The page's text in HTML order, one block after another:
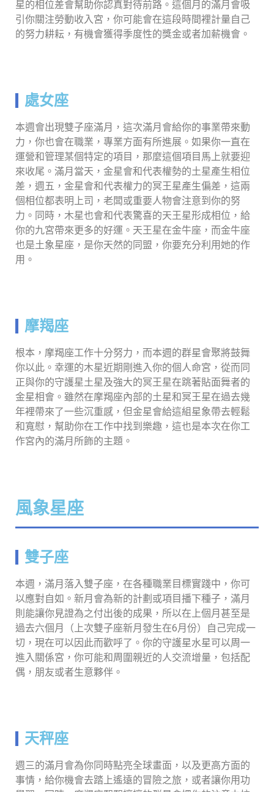
星的相位差會幫助你認真對待前路。這個月的滿月會吸
引你關注勞動收入宮，你可能會在這段時間裡計量自己
的努力耕耘，有機會獲得季度性的獎金或者加薪機會。
處女座
本週會出現雙子座滿月，這次滿月會給你的事業帶來動
力，你也會在職業，專業方面有所進展。如果你一直在
運營和管理某個特定的項目，那麼這個項目馬上就要迎
來收尾。滿月當天，金星會和代表權勢的土星產生相位
差，週五，金星會和代表權力的冥王星產生偏差，這兩
個相位都表明上司，老闆或重要人物會注意到你的努
力。同時，木星也會和代表驚喜的天王星形成相位，給
你的九宮帶來更多的好運。天王星在金牛座，而金牛座
也是土象星座，是你天然的同盟，你要充分利用她的作
用。
摩羯座
根本，摩羯座工作十分努力，而本週的群星會聚將鼓舞
你以此。幸運的木星近期剛進入你的個人命宮，從而同
正與你的守護星土星及強大的冥王星在跳著貼面舞者的
金星相會。雖然在摩羯座內部的土星和冥王星在過去幾
年裡帶來了一些沉重感，但金星會給這組星象帶去輕鬆
和寬慰，幫助你在工作中找到樂趣，這也是本次在你工
作宮內的滿月所飾的主題。
風象星座
雙子座
本週，滿月落入雙子座，在各種職業目標實踐中，你可
以應對自如。新月會為新的計劃或項目播下種子，滿月
則能讓你見證為之付出後的成果，所以在上個月甚至是
過去六個月（上次雙子座新月發生在6月份）自己完成一
切，現在可以因此而歡呼了。你的守護星水星可以周一
進入關係宮，你可能和周圍親近的人交流增量，包括配
偶，朋友或者生意夥伴。
天秤座
週三的滿月會為你同時點亮全球畫面，以及更高方面的
事情，給你機會去踏上遙遠的冒險之旅，或者讓你用功